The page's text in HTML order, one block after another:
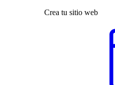
Crea tu sitio web